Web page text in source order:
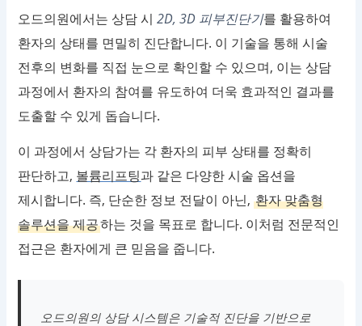
오드의원에서는 상담 시2D, 3D 피부진단기를 활용하여
환자의 상태를 면밀히 진단합니다. 이 기술을 통해 시술
전후의 변화를 직접 눈으로 확인할 수 있으며, 이는 상담
과정에서 환자의 참여를 유도하여 더욱 효과적인 결과를
도출할 수 있게 돕습니다.
이 과정에서 상담가는 각 환자의 피부 상태를 정확히
판단하고, 볼륨리프팅과 같은 다양한 시술 옵션을
제시합니다. 즉, 단순한 정보 전달이 아닌,환자 맞춤형
솔루션을 제공하는 것을 목표로 합니다. 이처럼 전문적인
접근은 환자에게 큰 믿음을 줍니다.
오드의원의 상담 시스템은 기술적 진단을 기반으로